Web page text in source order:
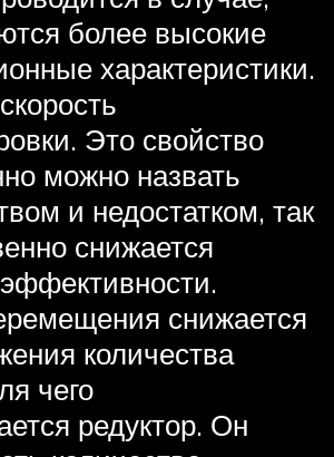
более высокие
характеристики.
Это свойство
можно назвать
и недостатком, так
снижается
снижается
количества
чего
редуктор. Он